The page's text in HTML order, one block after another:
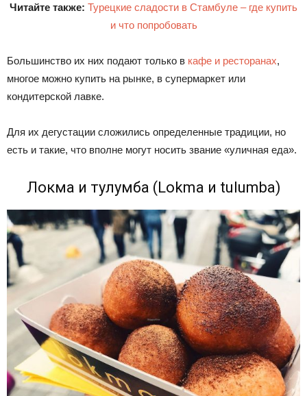
Читайте также: Турецкие сладости в Стамбуле – где купить
и что попробовать
Большинство их них подают только в кафе и ресторанах,
многое можно купить на рынке, в супермаркет или
кондитерской лавке.
Для их дегустации сложились определенные традиции, но
есть и такие, что вполне могут носить звание «уличная еда».
Локма и тулумба (Lokma и tulumba)